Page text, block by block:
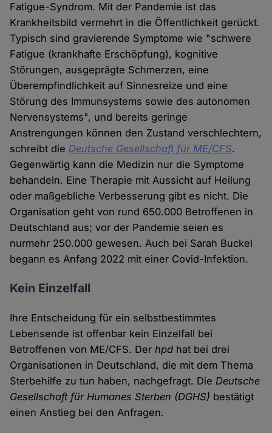
Fatigue-Syndrom. Mit der Pandemie ist das
Krankheitsbild vermehrt in die Öffentlichkeit gerückt.
Typisch sind gravierende Symptome wie "schwere
Fatigue (krankhafte Erschöpfung), kognitive
Störungen, ausgeprägte Schmerzen, eine
Überempfindlichkeit auf Sinnesreize und eine
Störung des Immunsystems sowie des autonomen
Nervensystems", und bereits geringe
Anstrengungen können den Zustand verschlechtern,
schreibt die Deutsche Gesellschaft für ME/CFS.
Gegenwärtig kann die Medizin nur die Symptome
behandeln. Eine Therapie mit Aussicht auf Heilung
oder maßgebliche Verbesserung gibt es nicht. Die
Organisation geht von rund 650.000 Betroffenen in
Deutschland aus; vor der Pandemie seien es
nurmehr 250.000 gewesen. Auch bei Sarah Buckel
begann es Anfang 2022 mit einer Covid-Infektion.
Kein Einzelfall
Ihre Entscheidung für ein selbstbestimmtes
Lebensende ist offenbar kein Einzelfall bei
Betroffenen von ME/CFS. Derhpd hat bei drei
Organisationen in Deutschland, die mit dem Thema
Sterbehilfe zu tun haben, nachgefragt. DieDeutsche
Gesellschaft für Humanes Sterben (DGHS) bestätigt
einen Anstieg bei den Anfragen.